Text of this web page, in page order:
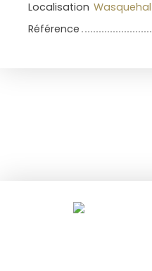
Localisation
Référence